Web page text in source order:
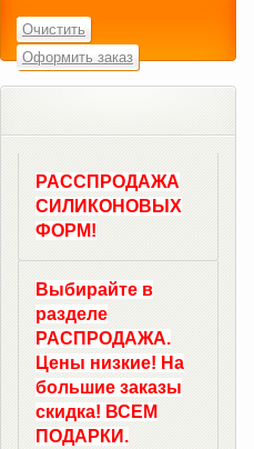
Очистить
Оформить заказ
РАССПРОДАЖА
СИЛИКОНОВЫХ
ФОРМ!
Выбирайте в
разделе
РАСПРОДАЖА.
Цены низкие! На
большие заказы
скидка! ВСЕМ
ПОДАРКИ.